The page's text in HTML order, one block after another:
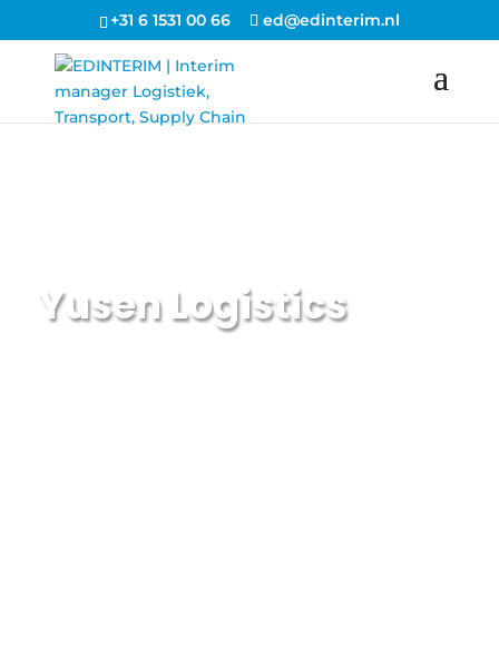
+31 6 1531 00 66 ed@edinterim.nl
Yusen Logistics